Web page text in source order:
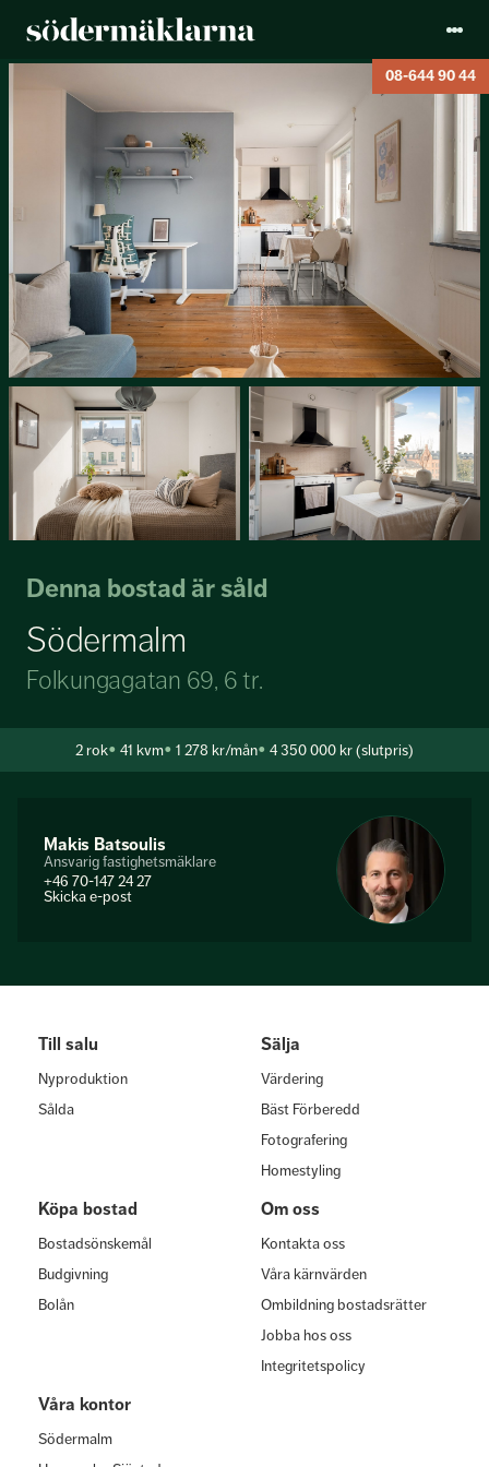
08-644 90 44
Denna bostad är såld
Folkungagatan 69, 6 tr.
Södermalm
2rok 41 kvm 1 278 kr/mån 4 350 000 kr (slutpris)
Makis Batsoulis
Ansvarig fastighetsmäklare
+46 70-147 24 27
Skicka e-post
Till salu
Nyproduktion
Sålda
Sälja
Värdering
Bäst Förberedd
Fotografering
Homestyling
Köpa bostad
Bostadsönskemål
Budgivning
Bolån
Om oss
Kontakta oss
Våra kärnvärden
Ombildning bostadsrätter
Jobba hos oss
Integritetspolicy
Våra kontor
Södermalm